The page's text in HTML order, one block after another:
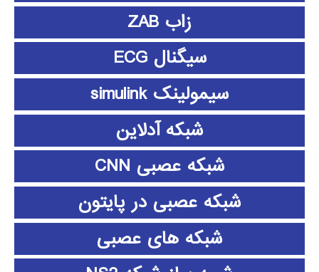
زاب ZAB
سیگنال ECG
سیمولینک simulink
شبکه آدلاین
شبکه عصبی CNN
شبکه عصبی در پایتون
شبکه های عصبی